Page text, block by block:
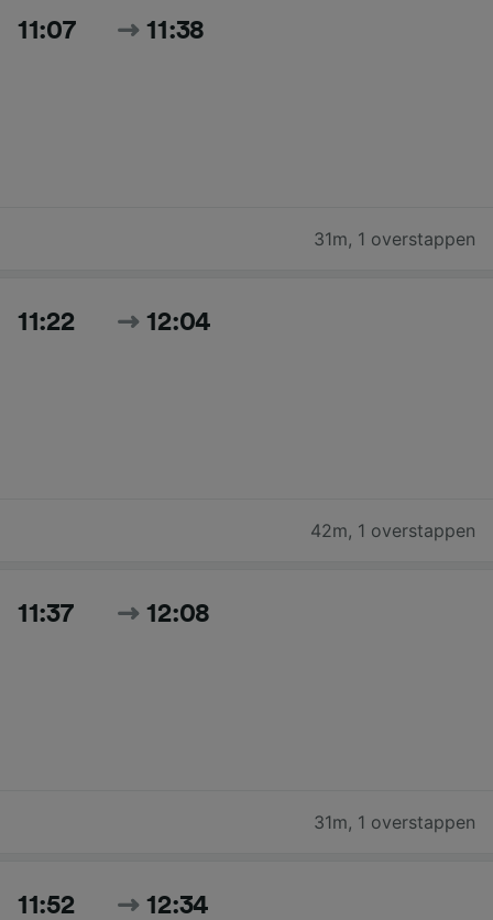
11:07 11:38
31m, 1 overstappen
11:22 12:04
42m, 1 overstappen
11:37 12:08
31m, 1 overstappen
11:52 12:34